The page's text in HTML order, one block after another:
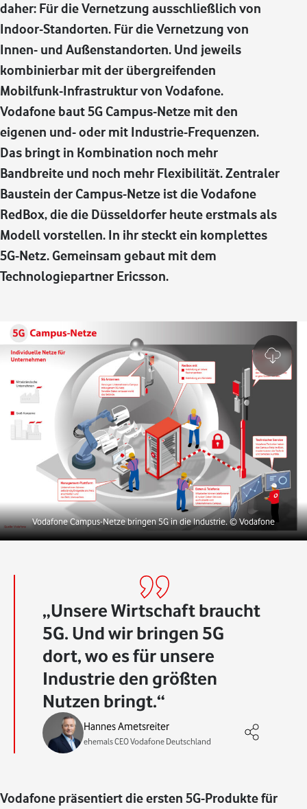
daher: Für die Vernetzung ausschließlich von
Indoor-Standorten. Für die Vernetzung von
Innen- und Außenstandorten. Und jeweils
kombinierbar mit der übergreifenden
Mobilfunk-Infrastruktur von Vodafone.
Vodafone baut 5G Campus-Netze mit den
eigenen und- oder mit Industrie-Frequenzen.
Das bringt in Kombination noch mehr
Bandbreite und noch mehr Flexibilität. Zentraler
Baustein der Campus-Netze ist die Vodafone
RedBox, die die Düsseldorfer heute erstmals als
Modell vorstellen. In ihr steckt ein komplettes
5G-Netz. Gemeinsam gebaut mit dem
Technologiepartner Ericsson.
Vodafone Campus-Netze bringen 5G in die Industrie. © Vodafone
Unsere Wirtschaft braucht
5G. Und wir bringen 5G
dort, wo es für unsere
Industrie den größten
Nutzen bringt.
Hannes Ametsreiter
ehemals CEO Vodafone Deutschland
Vodafone präsentiert die ersten 5G-Produkte für